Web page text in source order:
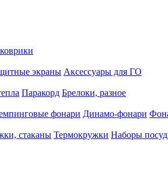
экраны Аксессуары для ГО
Паракорд Брелоки, разное
фонари Динамо-фонари
стаканы Термокружки Наборы